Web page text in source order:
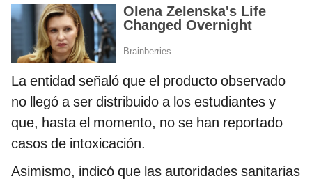
La entidad señaló que el producto observado
no llegó a ser distribuido a los estudiantes y
que, hasta el momento, no se han reportado
casos de intoxicación.
Asimismo, indicó que las autoridades sanitarias